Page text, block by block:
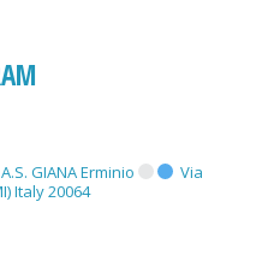
GIANA Erminio
Via
Italy 20064